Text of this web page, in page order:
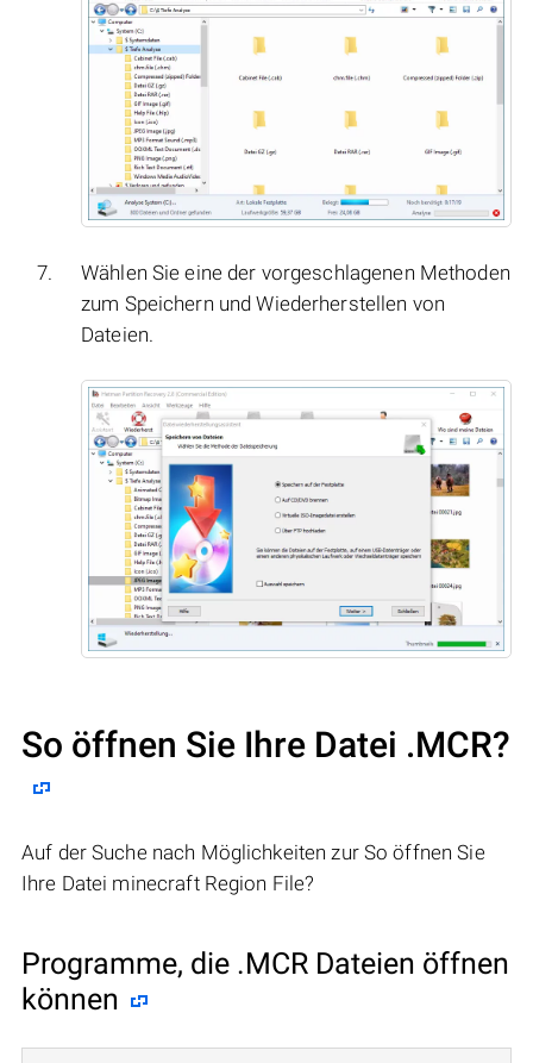
Wählen Sie eine der vorgeschlagenen Methoden
zum Speichern und Wiederherstellen von
Dateien.
So öffnen Sie Ihre Datei .MCR?
Auf der Suche nach Möglichkeiten zur So öffnen Sie
Ihre Datei minecraft Region File?
Programme, die .MCR Dateien öffnen
können